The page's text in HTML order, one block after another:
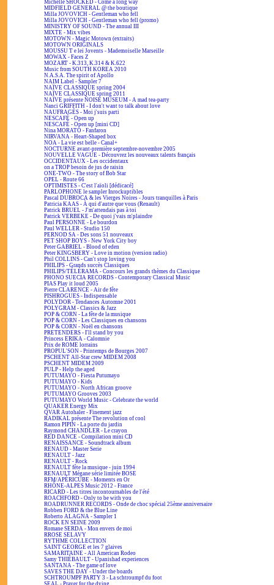
Michelle SHOCKED - Come a long way
MIDFIELD GENERAL @ the boutique
Milla JOVOVICH - Gentleman who fell
Milla JOVOVICH - Gentleman who fell (promo)
MINISTRY OF SOUND - The annual III
MIXTE - Mix vibes
MOTOWN - Magic Motown (extraits)
MOTOWN ORIGINALS
MOUSSU T e lei Jovents - Mademoiselle Marseille
MOWAX - Faces Z
MOZART - K.313, K.314 & K.622
Music from SOUTH KOREA 2010
N.A.S.A. The spirit of Apollo
NAIM Label - Sampler 7
NAÏVE CLASSIQUE spring 2004
NAÏVE CLASSIQUE spring 2011
NAÏVE présente NOISE MUSEUM - A mad tea-party
Nanci GRIFFITH - I don't want to talk about love
NAUFRAGÉS - Moi j'suis parti
NESCAFÉ - Open up
NESCAFÉ - Open up [mini CD]
Nina MORATO - Fanfaron
NIRVANA - Heart-Shaped box
NOA - La vie est belle - Canal+
NOCTURNE avant-première septembre-novembre 2005
NOUVELLE VAGUE - Découvrez les nouveaux talents français
OCCIDENTAUX - Les occidentaux
on a TROP besoin de jus de raisin
ONE-TWO - The story of Bob Star
OPEL - Route 66
OPTIMISTES - C'est l'aïoli [dédicacé]
PARLOPHONE le sampler Inrockuptibles
Pascal DUBROCA & les Vierges Noires - Jours tranquilles à Paris
Patricia KAAS - À qui d'autre que vous (Renault)
Patrick BRUEL - J'm'attendais pas à toi
Patrick VERBEKE - De quoi j'vais m'plaindre
Paul PERSONNE - Le bourdon
Paul WELLER - Studio 150
PERNOD SA - Des sons 51 nouveaux
PET SHOP BOYS - New York City boy
Peter GABRIEL - Blood of eden
Peter KINGSBERY - Love in motion (version radio)
Phil COLLINS - Can't stop loving you
PHILIPS - Grands succès Classiques
PHILIPS/TÉLÉRAMA - Concours les grands thèmes du Classique
PHONO SUECIA RECORDS - Contemporary Classical Music
PIAS Play it loud 2005
Pierre CLARENCE - Air de fête
PISHROGUES - Indispensable
POLYDOR - Tendances Automne 2001
POLYGRAM - Classics & Jazz
POP & CORN - La fête de la musique
POP & CORN - Les Classiques en chansons
POP & CORN - Noël en chansons
PRETENDERS - I'll stand by you
Princess ERIKA - Calomnie
Prix de ROME lorrains
PROPUL'SON - Printemps de Bourges 2007
PSCHENT All-Star crew MIDEM 2008
PSCHENT MIDEM 2009
PULP - Help the aged
PUTUMAYO - Fiesta Putumayo
PUTUMAYO - Kids
PUTUMAYO - North African groove
PUTUMAYO Grooves 2003
PUTUMAYO World Music - Celebrate the world
QUAKER Energy Mix
QVAR Autohaler - Finement jazz
RADIKAL présente The revolution of cool
Ramon PIPIN - La porte du jardin
Raymond CHANDLER - Le crayon
RED DANCE - Compilation mini CD
RENAISSANCE - Soundtrack album
RENAUD - Master Serie
RENAULT - Jazz
RENAULT - Rock
RENAULT fête la musique - juin 1994
RENAULT Mégane série limitée BOSE
RFM/APÉRICUBE - Moments en Or
RHÔNE-ALPES Music 2012 - France
RICARD - Les titres incontournables de l'été
ROACHFORD - Only to be with you
ROADRUNNER RECORDS - Onde de choc spécial 25ème anniversaire
Robben FORD & the Blue Line
Roberto ALAGNA - Sampler 1
ROCK EN SEINE 2009
Romane SERDA - Mon envers de moi
RROSE SELAVY
RYTHME COLLECTION
SAINT GEORGE et les 7 glaives
SAMARITAINE - All American Rodeo
Samy THIÉBAULT - Upanishad experiences
SANTANA - The game of love
SAVES THE DAY - Under the boards
SCHTROUMPF PARTY 3 - La schtroumpf du foot
SEAL - Prayer for the dying